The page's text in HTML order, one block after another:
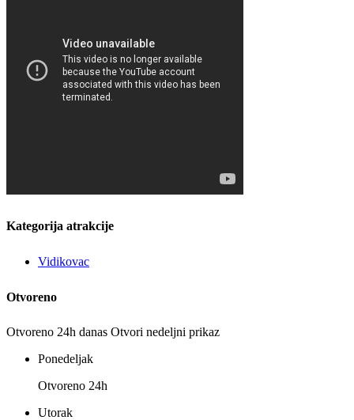
Kategorija atrakcije
Vidikovac
Otvoreno
Otvoreno 24h danas Otvori nedeljni prikaz
Ponedeljak
Otvoreno 24h
Utorak